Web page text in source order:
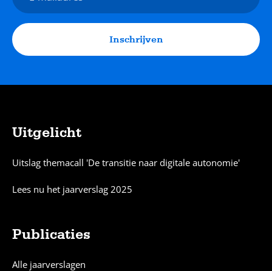
mailadres
Inschrijven
Uitgelicht
Uitslag themacall 'De transitie naar digitale autonomie'
Lees nu het jaarverslag 2025
Publicaties
Alle jaarverslagen